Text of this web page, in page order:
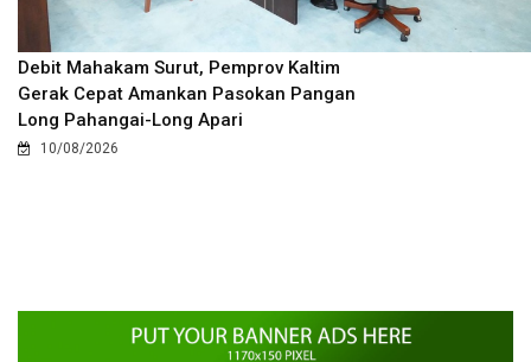
Debit Mahakam Surut, Pemprov Kaltim
Gerak Cepat Amankan Pasokan Pangan
Long Pahangai-Long Apari
10/08/2026